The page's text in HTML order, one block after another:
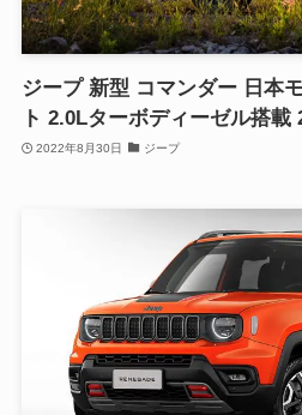
ジープ 新型 コマンダー 日本
ト 2.0Lターボディーゼル搭載
2022年8月30日 ジープ